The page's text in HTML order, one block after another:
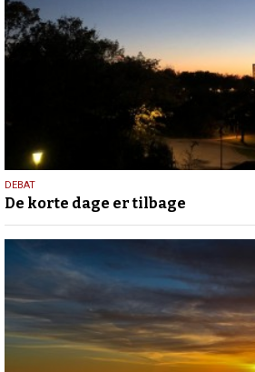
23.
oktober
2025
DEBAT
De korte dage er tilbage